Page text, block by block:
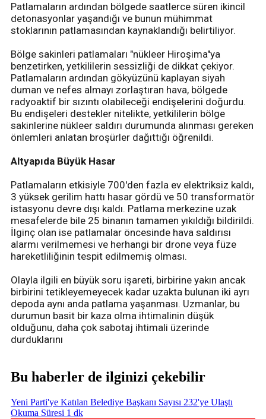
Patlamaların ardından bölgede saatlerce süren ikincil
detonasyonlar yaşandığı ve bunun mühimmat
stoklarının patlamasından kaynaklandığı belirtiliyor.
Bölge sakinleri patlamaları "nükleer Hiroşima"ya
benzetirken, yetkililerin sessizliği de dikkat çekiyor.
Patlamaların ardından gökyüzünü kaplayan siyah
duman ve nefes almayı zorlaştıran hava, bölgede
radyoaktif bir sızıntı olabileceği endişelerini doğurdu.
Bu endişeleri destekler nitelikte, yetkililerin bölge
sakinlerine nükleer saldırı durumunda alınması gereken
önlemleri anlatan broşürler dağıttığı öğrenildi.
Altyapıda Büyük Hasar
Patlamaların etkisiyle 700'den fazla ev elektriksiz kaldı,
3 yüksek gerilim hattı hasar gördü ve 50 transformatör
istasyonu devre dışı kaldı. Patlama merkezine uzak
mesafelerde bile 25 binanın tamamen yıkıldığı bildirildi.
İlginç olan ise patlamalar öncesinde hava saldırısı
alarmı verilmemesi ve herhangi bir drone veya füze
hareketliliğinin tespit edilmemiş olması.
Olayla ilgili en büyük soru işareti, birbirine yakın ancak
birbirini tetikleyemeyecek kadar uzakta bulunan iki ayrı
depoda aynı anda patlama yaşanması. Uzmanlar, bu
durumun basit bir kaza olma ihtimalinin düşük
olduğunu, daha çok sabotaj ihtimali üzerinde
durduklarını
Bu haberler de ilginizi çekebilir
Yeni Parti'ye Katılan Belediye Başkanı Sayısı 232'ye Ulaştı
Okuma Süresi 1 dk